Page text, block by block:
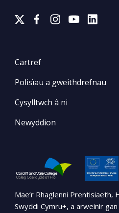
Cartref
Polisïau a gweithdrefnau
Cysylltwch â ni
Newyddion
Mae’r Rhaglenni
Swyddi Cymru+, a arweinir